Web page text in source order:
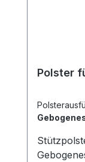
Polster